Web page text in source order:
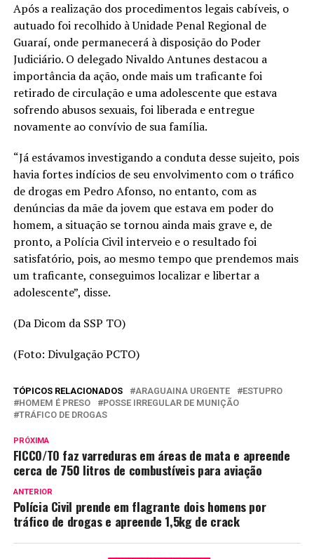
Após a realização dos procedimentos legais cabíveis, o
autuado foi recolhido à Unidade Penal Regional de
Guaraí, onde permanecerá à disposição do Poder
Judiciário. O delegado Nivaldo Antunes destacou a
importância da ação, onde mais um traficante foi
retirado de circulação e uma adolescente que estava
sofrendo abusos sexuais, foi liberada e entregue
novamente ao convívio de sua família.
“Já estávamos investigando a conduta desse sujeito, pois
havia fortes indícios de seu envolvimento com o tráfico
de drogas em Pedro Afonso, no entanto, com as
denúncias da mãe da jovem que estava em poder do
homem, a situação se tornou ainda mais grave e, de
pronto, a Polícia Civil interveio e o resultado foi
satisfatório, pois, ao mesmo tempo que prendemos mais
um traficante, conseguimos localizar e libertar a
adolescente”, disse.
(Da Dicom da SSP TO)
(Foto: Divulgação PCTO)
TÓPICOS RELACIONADOS ARAGUAINA URGENTE
ESTUPRO
HOMEM É PRESO
POSSE IRREGULAR DE MUNIÇÃO
TRÁFICO DE DROGAS
PRÓXIMA
FICCO/TO faz varreduras em áreas de mata e apreende
cerca de 750 litros de combustíveis para aviação
ANTERIOR
Polícia Civil prende em flagrante dois homens por
tráfico de drogas e apreende 1,5kg de crack